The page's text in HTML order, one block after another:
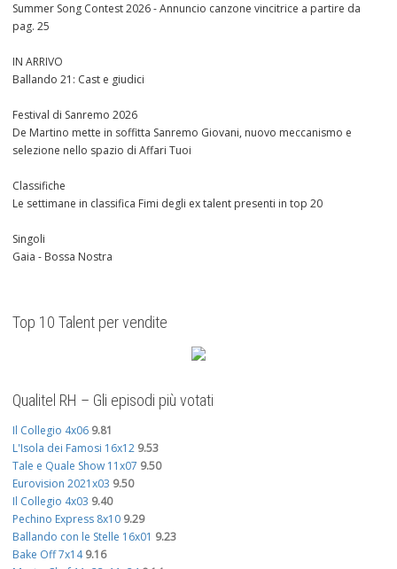
Summer Song Contest 2026 - Annuncio canzone vincitrice a partire da
pag. 25
IN ARRIVO
Ballando 21: Cast e giudici
Festival di Sanremo 2026
De Martino mette in soffitta Sanremo Giovani, nuovo meccanismo e
selezione nello spazio di Affari Tuoi
Classifiche
Le settimane in classifica Fimi degli ex talent presenti in top 20
Singoli
Gaia - Bossa Nostra
Top 10 Talent per vendite
Qualitel RH – Gli episodi più votati
Il Collegio 4x06 9.81
L'Isola dei Famosi 16x12 9.53
Tale e Quale Show 11x07 9.50
Eurovision 2021x03 9.50
Il Collegio 4x03 9.40
Pechino Express 8x10 9.29
Ballando con le Stelle 16x01 9.23
Bake Off 7x14 9.16